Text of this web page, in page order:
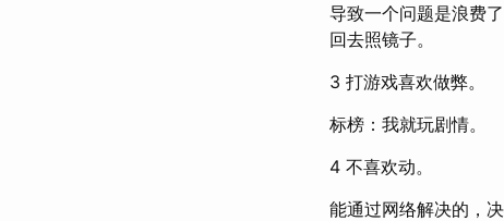
导致一个问题是浪费
回去照镜子。
3 打游戏喜欢做弊。
标榜：我就玩剧情。
4 不喜欢动。
能通过网络解决的，